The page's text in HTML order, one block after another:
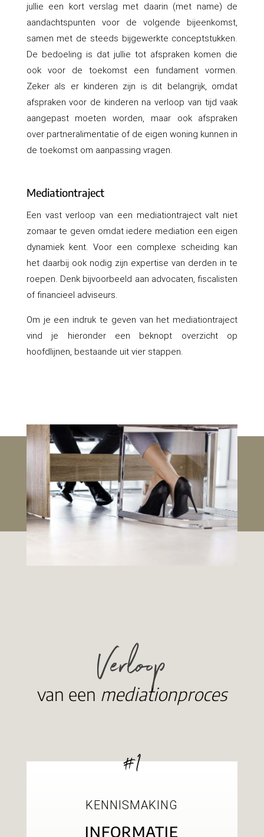
jullie een kort verslag met daarin (met name) de
aandachtspunten voor de volgende bijeenkomst,
samen met de steeds bijgewerkte conceptstukken.
De bedoeling is dat jullie tot afspraken komen die
ook voor de toekomst een fundament vormen.
Zeker als er kinderen zijn is dit belangrijk, omdat
afspraken voor de kinderen na verloop van tijd vaak
aangepast moeten worden, maar ook afspraken
over partneralimentatie of de eigen woning kunnen in
de toekomst om aanpassing vragen.
Mediationtraject
Een vast verloop van een mediationtraject valt niet
zomaar te geven omdat iedere mediation een eigen
dynamiek kent. Voor een complexe scheiding kan
het daarbij ook nodig zijn expertise van derden in te
roepen. Denk bijvoorbeeld aan advocaten, fiscalisten
of financieel adviseurs.
Om je een indruk te geven van het mediationtraject
vind je hieronder een beknopt overzicht op
hoofdlijnen, bestaande uit vier stappen.
Verloop
van een mediationproces
#1
KENNISMAKING
INFORMATIE